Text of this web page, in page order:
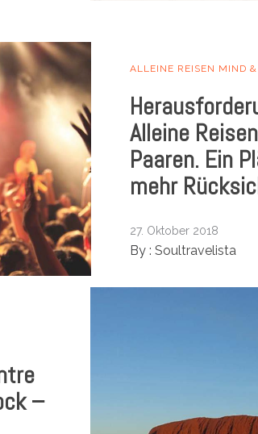
ALLEINE REISEN MIND
Alleine
Paaren. Ein
mehr
27. Oktober 2018
By : Soultravelista
–